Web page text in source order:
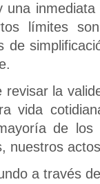
una
límites
de
revisar la
vida
de los
nuestros
a través